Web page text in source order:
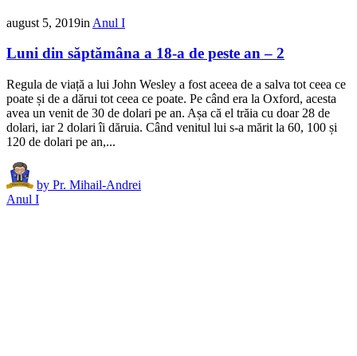
august 5, 2019in Anul I
Luni din săptămâna a 18-a de peste an – 2
Regula de viață a lui John Wesley a fost aceea de a salva tot ceea ce
poate și de a dărui tot ceea ce poate. Pe când era la Oxford, acesta
avea un venit de 30 de dolari pe an. Așa că el trăia cu doar 28 de
dolari, iar 2 dolari îi dăruia. Când venitul lui s-a mărit la 60, 100 și
120 de dolari pe an,...
by Pr. Mihail-Andrei
Anul I